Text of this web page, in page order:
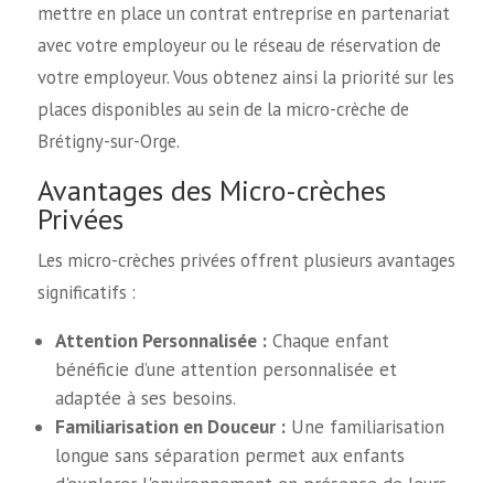
mettre en place un contrat entreprise en partenariat
avec votre employeur ou le réseau de réservation de
votre employeur. Vous obtenez ainsi la priorité sur les
places disponibles au sein de la micro-crèche de
Brétigny-sur-Orge.
Avantages des Micro-crèches
Privées
Les micro-crèches privées offrent plusieurs avantages
significatifs :
Attention Personnalisée : Chaque enfant
bénéficie d’une attention personnalisée et
adaptée à ses besoins.
Familiarisation en Douceur : Une familiarisation
longue sans séparation permet aux enfants